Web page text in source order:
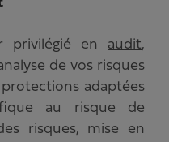
privilégié en audit,
de vos risques
adaptées
au risque de
risques, mise en